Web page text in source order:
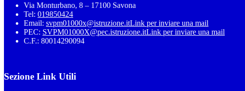
Via Monturbano, 8 – 17100 Savona
Tel: 019850424
Email: svpm01000x@istruzione.itLink per inviare una mail
PEC: SVPM01000X@pec.istruzione.itLink per inviare una mail
C.F.: 80014290094
Sezione Link Utili